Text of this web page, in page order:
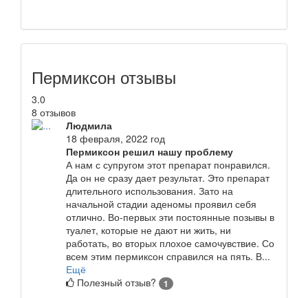
Пермиксон отзывы
3.0
8 отзывов
Людмила
18 февраля, 2022 год
Пермиксон решил нашу проблему
А нам с супругом этот препарат понравился.
Да он не сразу дает результат. Это препарат
длительного использования. Зато на
начальной стадии аденомы проявил себя
отлично. Во-первых эти постоянные позывы в
туалет, которые не дают ни жить, ни
работать, во вторых плохое самочувствие. Со
всем этим пермиксон справился на пять. В...
Ещё
Полезный отзыв?
1